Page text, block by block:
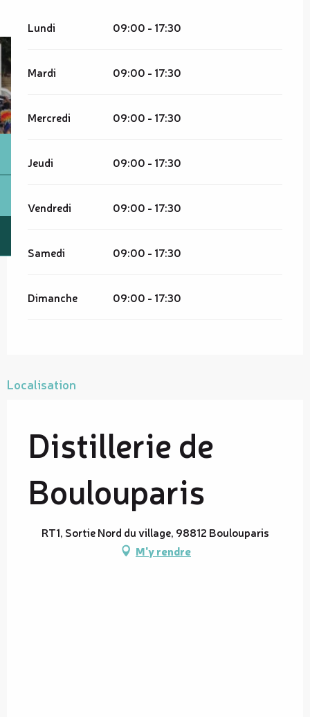
Lundi 09:00 - 17:30
Mardi 09:00 - 17:30
Mercredi 09:00 - 17:30
Jeudi 09:00 - 17:30
Vendredi 09:00 - 17:30
Samedi 09:00 - 17:30
Dimanche 09:00 - 17:30
Localisation
Distillerie de
Boulouparis
RT1, Sortie Nord du village, 98812 Boulouparis
M'y rendre